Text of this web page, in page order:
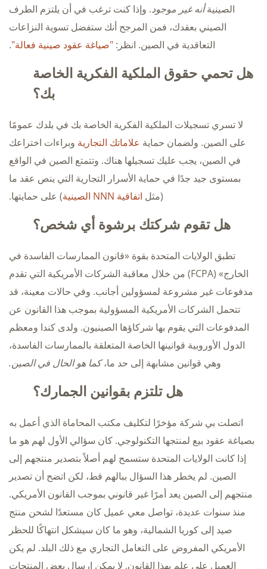
الصينيةأنه غير موجود. وإذا كنت ترغب في أن يلتزم الطرف
الصيني بعقدك، فمن المرجح أنك ستفضل تسوية النزاعات
التعاقدية في الصين. انظر: "صياغة عقود صينية فعالة".
هل تحمي حقوق الملكية الفكرية الخاصة
بك؟
لا تسري تسجيلات الملكية الفكرية الخاصة بك في بلدك عمومًا
على الصين. ولضمان حماية علاماتك التجارية وبراءات اختراعك
في الصين، يجب عليك تسجيلها هناك. وتتمتع الصين في الواقع
بمستوى جيد جدًا في حماية الأسرار التجارية التي ينص عقد ما
(مثل اتفاقية NNN الصينية ) على حمايتها.
هل تقوم شركتك برشوة أي شخص؟
تطبق الولايات المتحدة بقوة «قانون الممارسات الفاسدة في
الخارج» (FCPA) من خلال معاقبة الشركات الأمريكية التي تقدم
مدفوعات غير مشروعة لمسؤولين أجانب. وفي حالات معينة، قد
تتحمل الشركات الأمريكية المسؤولية بموجب هذا القانون عن
المدفوعات التي يقوم بها شركاؤها الصينيون. ولدى كندا ومعظم
الدول الأوروبية قوانينها الخاصة المتعلقة بالممارسات الفاسدة،
وهي قوانين مشابهة إلى حد ما،كما هو الحال في الصين.
هل تلتزم بقوانين الجمارك؟
اتصلت بي شركة مؤخرًا لتكليف مكتب المحاماة الذي أعمل به
بصياغة عقود بيع لمنتجها التكنولوجي. كان سؤالي الأول لهم هو ما
إذا كانت الولايات المتحدة ستسمح لهم أصلاً بتصدير منتجهم إلى
الصين. لم يخطر هذا السؤال ببالهم قط، لكن اتضح أن تصدير
منتجهم إلى الصين يعد أمرًا غير قانوني بموجب القانون الأمريكي.
منذ سنوات عديدة، تواصل معي عميل كان مستعدًا لشحن منتج
صيد إلى كوريا الشمالية، وهو ما كان سيشكل انتهاكًا للحظر
الأمريكي المفروض على التعامل التجاري مع ذلك البلد. لم يكن
العميل على علم بهذا القانون. لا يمكن إرسال بعض المنتجات